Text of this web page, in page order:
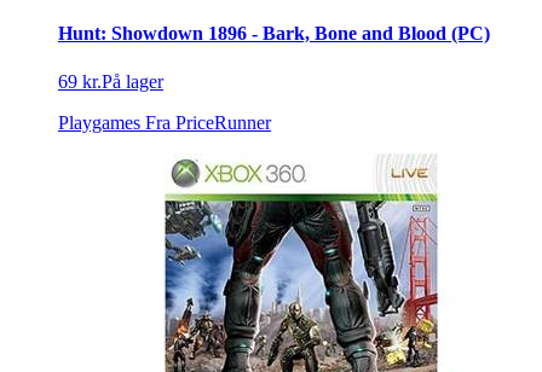
Hunt: Showdown 1896 - Bark, Bone and Blood (PC)
69 kr.På lager
Playgames Fra PriceRunner